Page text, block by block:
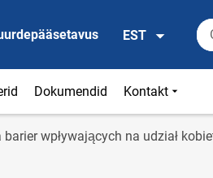
EST
Dokumendid Kontakt
wpływających na udział